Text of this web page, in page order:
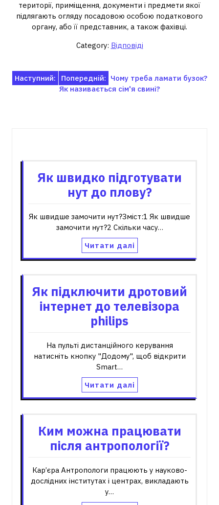
території, приміщення, документи і предмети якої
підлягають огляду посадовою особою податкового
органу, або її представник, а також фахівці.
Category: Відповіді
НавігаціяПопередній: Чому треба ламати бузок?
Наступний:
Як називається сім'я свині?
Як швидко підготувати
нут до плову?
Як швидше замочити нут?Зміст:1 Як швидше
замочити нут?2 Скільки часу…
Читати далі
Як підключити дротовий
інтернет до телевізора
philips
На пульті дистанційного керування
натисніть кнопку "Додому", щоб відкрити
Smart…
Читати далі
Ким можна працювати
після антропології?
Кар’єра Антропологи працюють у науково-
дослідних інститутах і центрах, викладають
у…